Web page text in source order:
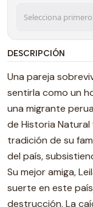
DESCRIPCIÓN
Una pareja
sentirla como un
una migrante
de Historia Natural
tradición de su
del país,
Su mejor amiga,
suerte en este
destrucción. La